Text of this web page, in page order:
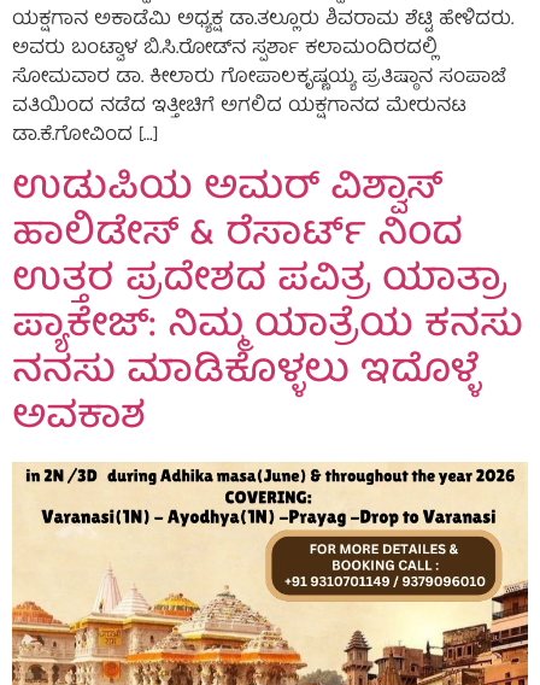
ಯಕ್ಷಗಾನ ಅಕಾಡೆಮಿ ಅಧ್ಯಕ್ಷ ಡಾ.ತಲ್ಲೂರು ಶಿವರಾಮ ಶೆಟ್ಟಿ ಹೇಳಿದರು.
ಅವರು ಬಂಟ್ವಾಳ ಬಿ.ಸಿ.ರೋಡ್‌ನ ಸ್ಪರ್ಶಾ ಕಲಾಮಂದಿರದಲ್ಲಿ
ಸೋಮವಾರ ಡಾ. ಕೀಲಾರು ಗೋಪಾಲಕೃಷ್ಣಯ್ಯ ಪ್ರತಿಷ್ಠಾನ ಸಂಪಾಜೆ
ವತಿಯಿಂದ ನಡೆದ ಇತ್ತೀಚಿಗೆ ಅಗಲಿದ ಯಕ್ಷಗಾನದ ಮೇರುನಟ
ಡಾ.ಕೆ.ಗೋವಿಂದ […]
ಉಡುಪಿಯ ಅಮರ್ ವಿಶ್ವಾಸ್
ಹಾಲಿಡೇಸ್ & ರೆಸಾರ್ಟ್ ನಿಂದ
ಉತ್ತರ ಪ್ರದೇಶದ ಪವಿತ್ರ ಯಾತ್ರಾ
ಪ್ಯಾಕೇಜ್‌: ನಿಮ್ಮ ಯಾತ್ರೆಯ ಕನಸು
ನನಸು ಮಾಡಿಕೊಳ್ಳಲು ಇದೊಳ್ಳೆ
ಅವಕಾಶ